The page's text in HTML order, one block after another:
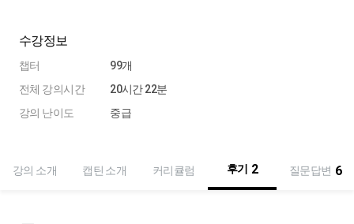
수강정보
챕터
전체 강의시간
강의 난이도
99개
20시간 22분
중급
강의 소개 캡틴 소개 커리큘럼 후기 2 질문답변 6